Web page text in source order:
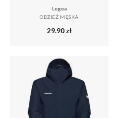
Legea
ODZIEŻ MĘSKA
29.90zł